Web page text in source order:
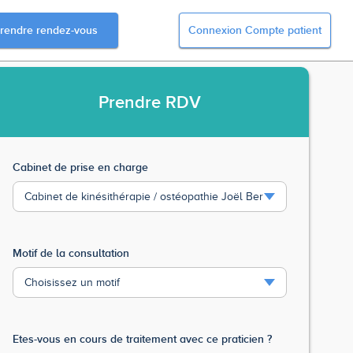
rendez-vous Connexion Compte patient
Prendre RDV
Cabinet de prise en charge
Motif de la consultation
Etes-vous en cours de traitement avec ce praticien ?